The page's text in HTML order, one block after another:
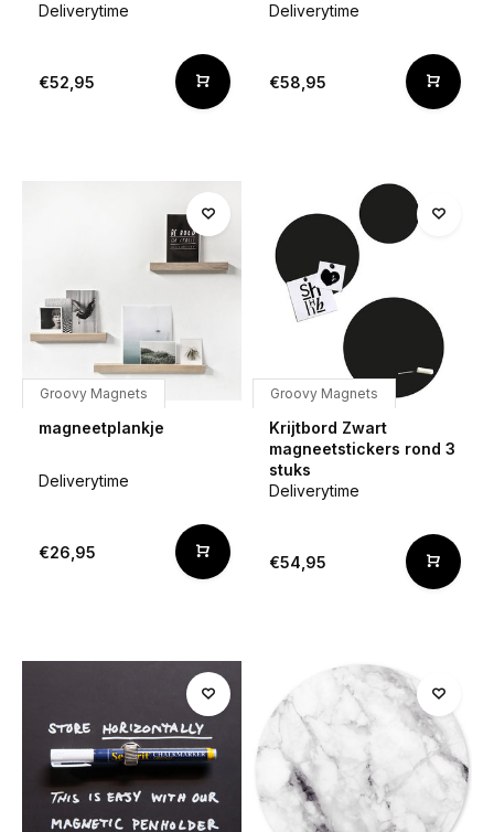
Deliverytime
€52,95
Deliverytime
€58,95
Groovy Magnets
magneetplankje
Deliverytime
€26,95
Groovy Magnets
Krijtbord Zwart
magneetstickers rond 3
stuks
Deliverytime
€54,95